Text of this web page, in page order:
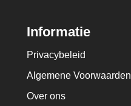
Informatie
Privacybeleid
Algemene Voorwaarden
Over ons